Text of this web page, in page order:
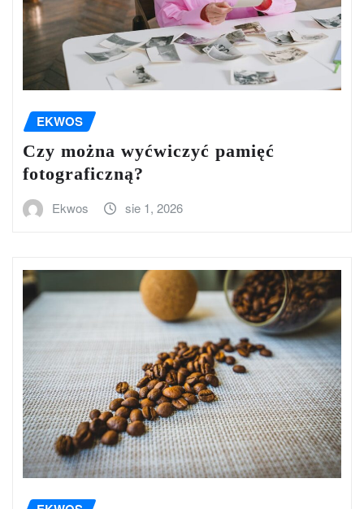
EKWOS
Czy można wyćwiczyć pamięć
fotograficzną?
Ekwos sie 1, 2026